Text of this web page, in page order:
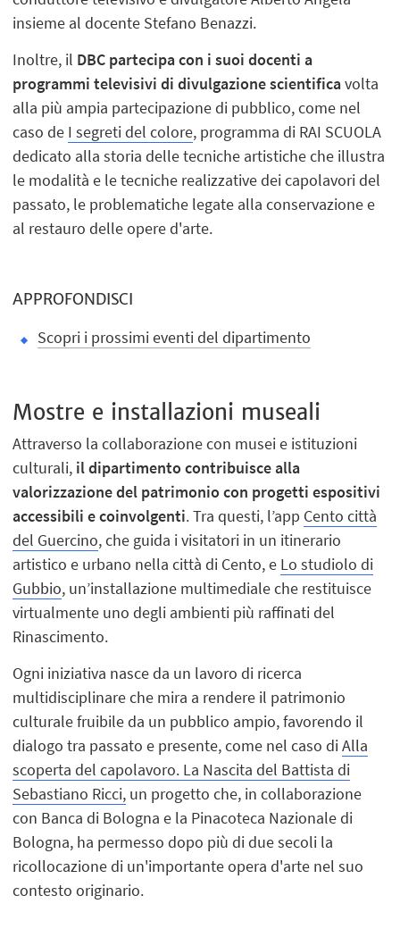
insieme al docente Stefano Benazzi.
Inoltre, il DBC partecipa con i suoi docenti a
programmi televisivi di divulgazione scientificavolta
alla più ampia partecipazione di pubblico, come nel
caso de I segretidel colore, programma di RAI SCUOLA
dedicato alla storia delle tecniche artistiche che illustra
le modalità e le tecniche realizzative dei capolavori del
passato, le problematiche legate alla conservazione e
al restauro delle opere d'arte.
APPROFONDISCI
Scopri i prossimi eventi del dipartimento
Mostre e installazioni museali
Attraverso la collaborazione con musei e istituzioni
culturali, il dipartimento contribuisce alla
valorizzazione del patrimonio con progetti espositivi
accessibili e coinvolgenti. Tra questi, l’app Cento città
del Guercino, che guida i visitatori in un itinerario
artistico e urbano nella città di Cento, e Lo studiolo di
Gubbio, un’installazione multimediale che restituisce
virtualmente uno degli ambienti più raffinati del
Rinascimento.
Ogni iniziativa nasce da un lavoro di ricerca
multidisciplinare che mira a rendere il patrimonio
culturale fruibile da un pubblico ampio, favorendo il
dialogo tra passato e presente, come nel caso diAlla
scoperta del capolavoro. La Nascita del Battista di
Sebastiano Ricci, un progetto che, in collaborazione
con Banca di Bologna e la Pinacoteca Nazionale di
Bologna, ha permesso dopo più di due secoli la
ricollocazione di un'importante opera d'arte nel suo
contesto originario.